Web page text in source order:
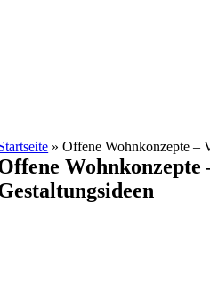
»Offene Wohnkonzepte –